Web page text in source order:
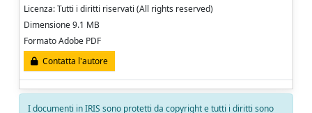
Licenza: Tutti i diritti riservati (All rights reserved)
Dimensione 9.1 MB
Formato Adobe PDF
Contatta l'autore
I documenti in IRIS sono protetti da copyright e tutti i diritti sono